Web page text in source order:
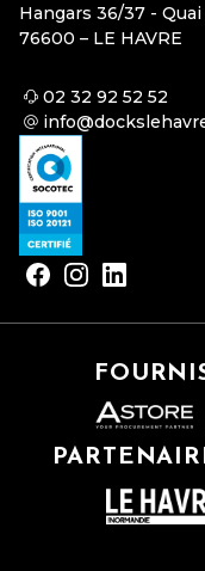
Hangars 36/37 -
76600 – LE HAVRE
02 32 92 52 52